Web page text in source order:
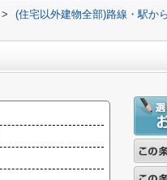
> (住宅以外建物全部)路線・駅か